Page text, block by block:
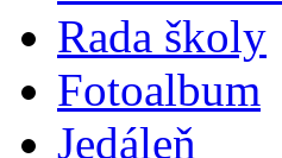
Rada školy
Fotoalbum
Jedáleň